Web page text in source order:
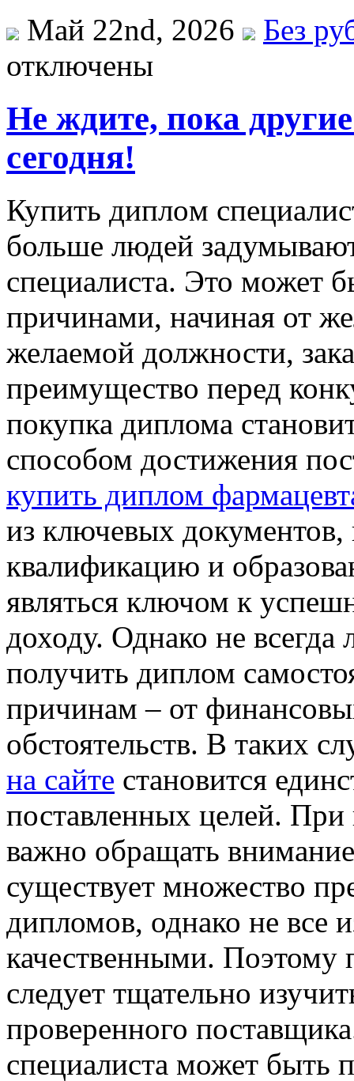
Май 22nd, 2026
Без
отключены
Не ждите, пока
сегодня!
Купить диплoм
больше людей
специалиста. Это может
причинами, начиная от
желаемой должности,
преимущество перед
покупка диплома
способом достижения
купить диплом
из ключевых
квалификацию и
являться ключом к
доходу. Однако не
получить диплом
причинам – от
обстоятельств. В таких
на сайте становится
поставленных целей. При
важно обращать
существует множество
дипломов, однако не все
качественными. Поэтому
следует тщательно
проверенного
специалиста может быть